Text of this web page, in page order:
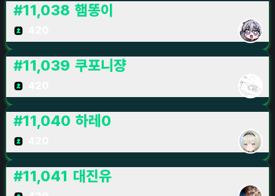
#11,038 햄똥이
#11,039 쿠포니쟝
#11,040 하레0
#11,041 대진유